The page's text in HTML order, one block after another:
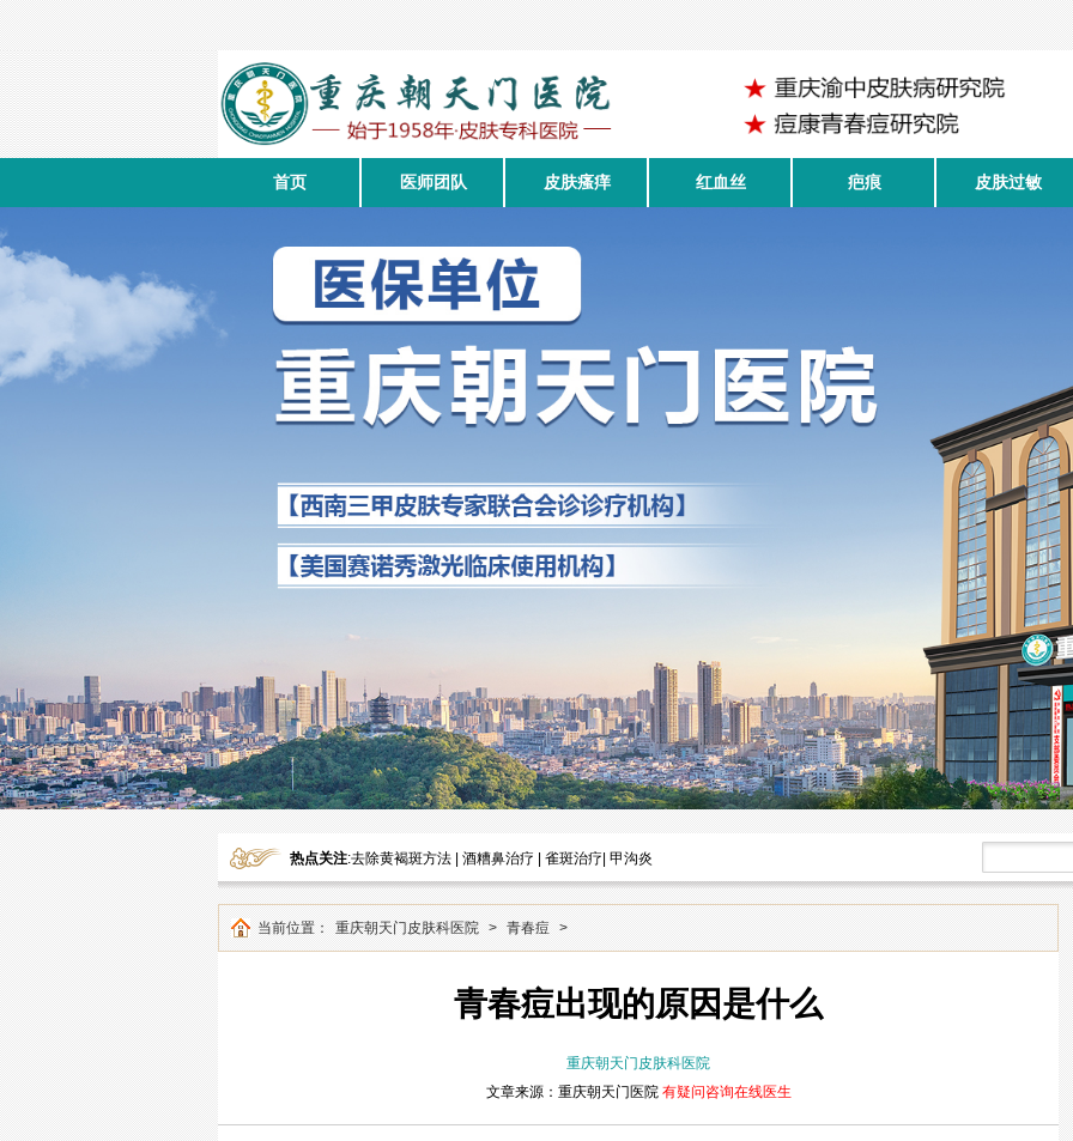
首页 医师团队 皮肤瘙痒 红血丝 疤痕 皮肤过敏
热点关注:去除黄褐斑方法 | 酒糟鼻治疗 | 雀斑治疗| 甲沟炎
当前位置： 重庆朝天门皮肤科医院 > 青春痘 >
青春痘出现的原因是什么
重庆朝天门皮肤科医院
文章来源：重庆朝天门医院 有疑问咨询在线医生